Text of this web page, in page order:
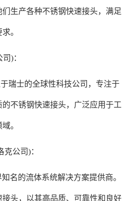
生产各种不锈钢快速接头，满足
。
)：
士的全球性科技公司，专注于
不锈钢快速接头，广泛应用于工
。
公司)：
的流体系统解决方案提供商。
头，以其高品质、可靠性和良好